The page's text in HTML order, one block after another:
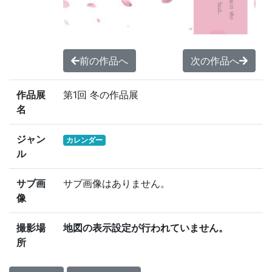
前の作品へ 次の作品へ
作品展
名
第1回 冬の作品展
ジャン
ル
カレンダー
サブ画
像
サブ画像はありません。
撮影場
所
地図の表示設定が行われていません。